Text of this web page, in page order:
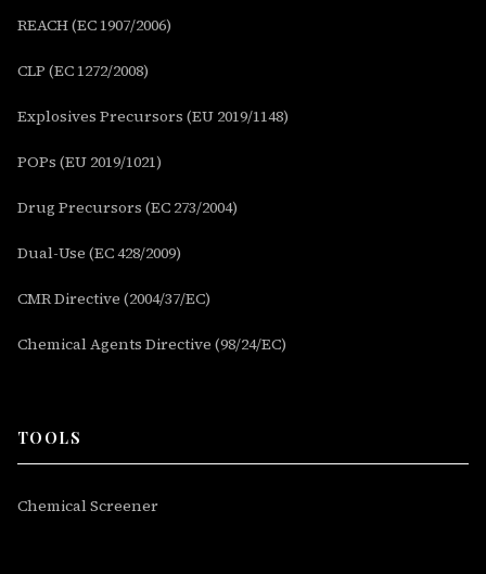
REACH (EC 1907/2006)
CLP (EC 1272/2008)
Explosives Precursors (EU 2019/1148)
POPs (EU 2019/1021)
Drug Precursors (EC 273/2004)
Dual-Use (EC 428/2009)
CMR Directive (2004/37/EC)
Chemical Agents Directive (98/24/EC)
TOOLS
Chemical Screener